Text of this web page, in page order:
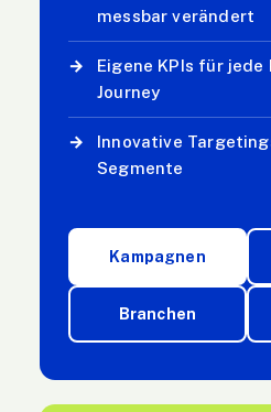
messbar verändert
→
Eigene KPIs für jede
Journey
→
Innovative
Segmente
Kampagnen
Branchen